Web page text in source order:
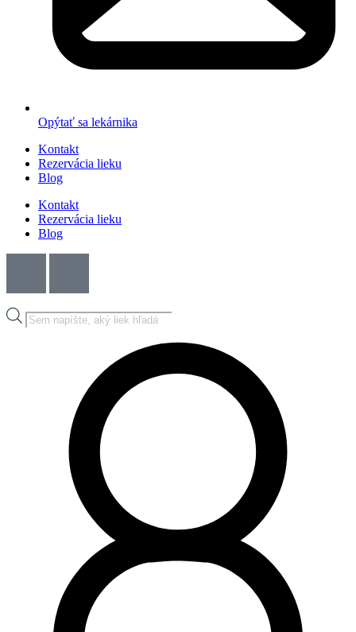
Opýtať sa lekárnika
Kontakt
Rezervácia lieku
Blog
Kontakt
Rezervácia lieku
Blog
Products
search